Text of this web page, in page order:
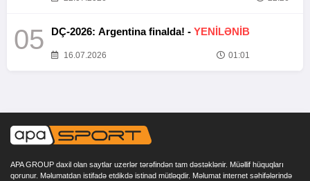
05 DÇ-2026: Argentina finalda! - YENİLƏNİB
16.07.2026 01:01
APA GROUP daxil olan saytlar uzerlər tərəfindən tam dəstəklənir. Müəllif hüquqları
qorunur. Məlumatdan istifadə etdikdə istinad mütləqdir. Məlumat internet səhifələrində